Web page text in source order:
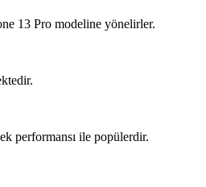
13 Pro modeline yönelirler.
performansı ile popülerdir.